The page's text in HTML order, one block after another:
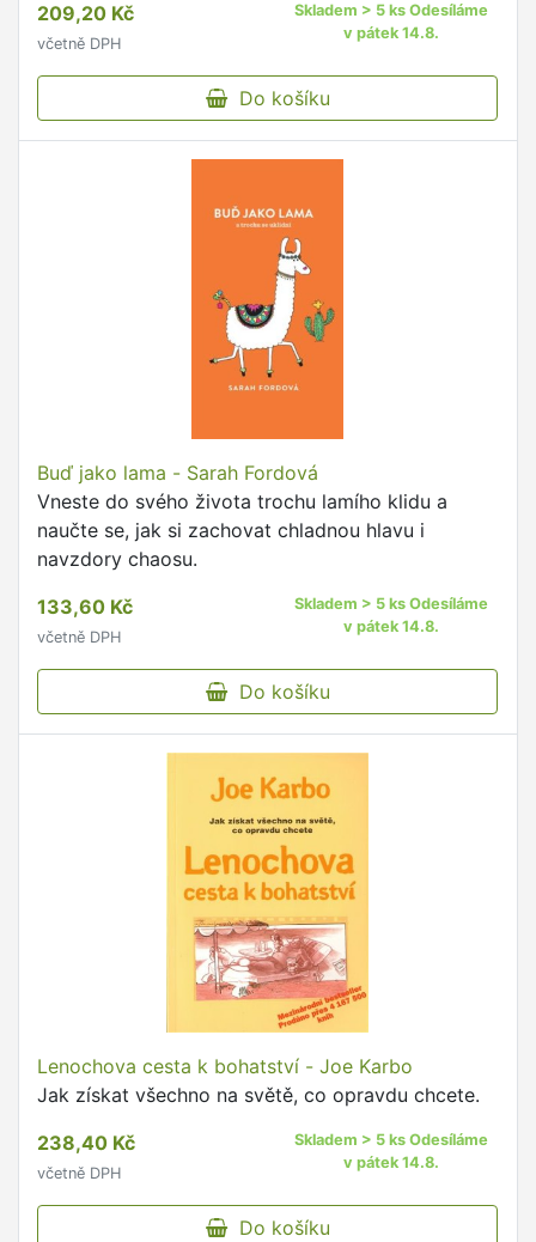
209,20 Kč
včetně DPH
Skladem > 5 ks Odesíláme
v pátek 14.8.
Do košíku
Buď jako lama - Sarah Fordová
Vneste do svého života trochu lamího klidu a
naučte se, jak si zachovat chladnou hlavu i
navzdory chaosu.
133,60 Kč
včetně DPH
Skladem > 5 ks Odesíláme
v pátek 14.8.
Do košíku
Lenochova cesta k bohatství - Joe Karbo
Jak získat všechno na světě, co opravdu chcete.
238,40 Kč
včetně DPH
Skladem > 5 ks Odesíláme
v pátek 14.8.
Do košíku